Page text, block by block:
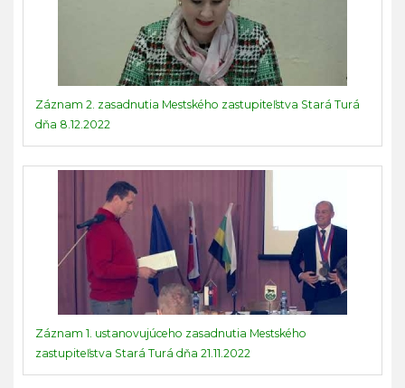
Záznam 2. zasadnutia Mestského zastupiteľstva Stará Turá
dňa 8.12.2022
Záznam 1. ustanovujúceho zasadnutia Mestského
zastupiteľstva Stará Turá dňa 21.11.2022